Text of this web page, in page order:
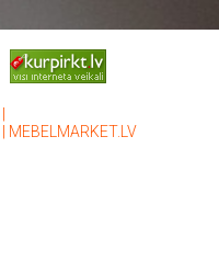
|
| MEBELMARKET.LV